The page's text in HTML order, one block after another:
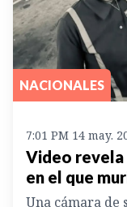
NACIONALES
7:01 PM 14 may.
Video
en el que
Una cámara de